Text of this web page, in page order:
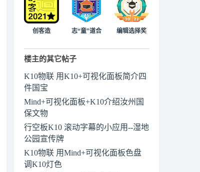
创客造 志“童”道合 编辑选择奖
楼主的其它帖子
K10物联 用K10+可视化面板简介四
件国宝
Mind+可视化面板+K10介绍汝州国
保文物
行空板K10 滚动字幕的小应用--湿地
公园宣传牌
K10物联 用Mind+可视化面板色盘
调K10灯色